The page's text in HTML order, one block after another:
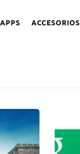
APPS ACCESORIOS